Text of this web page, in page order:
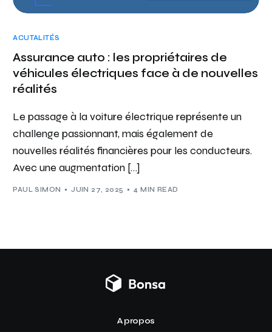
ACUTALITÉS
Assurance auto : les propriétaires de
véhicules électriques face à de nouvelles
réalités
Le passage à la voiture électrique représente un
challenge passionnant, mais également de
nouvelles réalités financières pour les conducteurs.
Avec une augmentation […]
PAUL SIMON JUIN 27, 2025 4 MIN READ
A propos